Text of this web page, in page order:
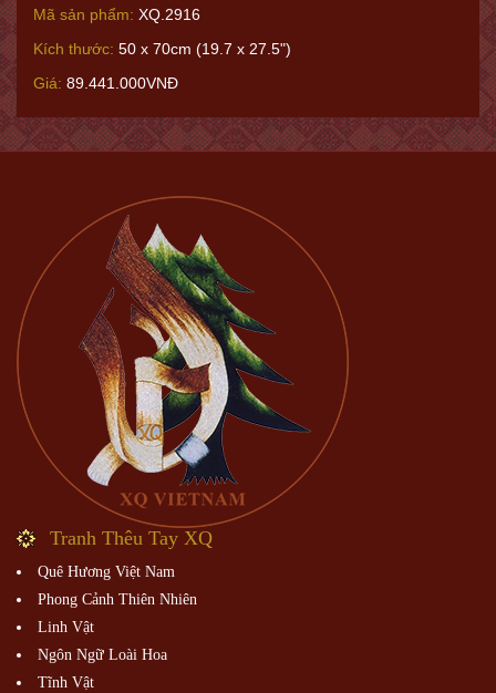
Mã sản phẩm: XQ.2916
Kích thước: 50 x 70cm (19.7 x 27.5")
Giá: 89.441.000VNĐ
Tranh Thêu Tay XQ
Quê Hương Việt Nam
Phong Cảnh Thiên Nhiên
Linh Vật
Ngôn Ngữ Loài Hoa
Tĩnh Vật